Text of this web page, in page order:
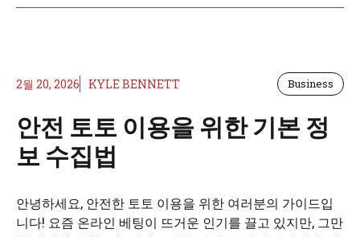
2월 20, 2026 KYLE BENNETT Business
안전 토토 이용을 위한 기본 정
보 수집법
안녕하세요, 안전한 토토 이용을 위한 여러분의 가이드입
니다! 요즘 온라인 베팅이 뜨거운 인기를 끌고 있지만, 그만